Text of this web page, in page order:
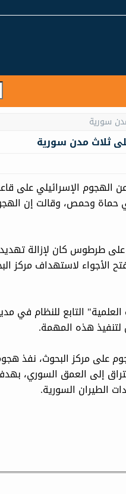
ثلاث مدن سورية
جديدة عن الهجوم الإسرائيلي
وحمص، وقالت إن
طرطوس كان لإزالة
الأجواء لاستهداف مركز
التابع للنظام في
هذه المهمة.
على مركز البحوث، نفذ
إلى العمق السوري،
الطيران السورية.